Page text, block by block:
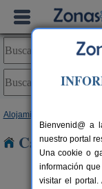
Alojamientos
Casas
Bienvenid@ a
nuestro portal
Una cookie o
información
visitar el portal.